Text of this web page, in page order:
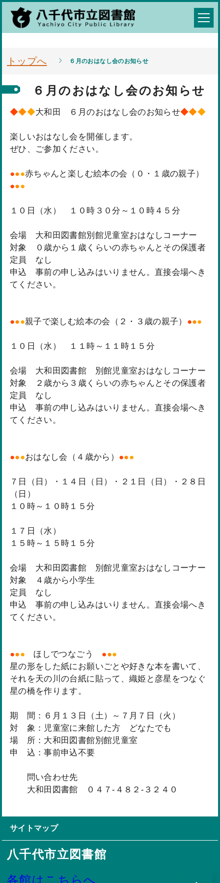
トップへ ６月のおはなし会のお知らせ
６月のおはなし会のお知らせ
◆◆◆大和田 ６月のおはなし会のお知らせ◆◆◆
楽しいおはなし会を開催します。
ぜひ、ご参加ください。
●●●赤ちゃんと楽しむ絵本の会（０・１歳の親子）
●●●
１０日（水） １０時３０分～１０時４５分
会場 大和田図書館別館児童室おはなしコーナー
対象 ０歳から１歳くらいの赤ちゃんとその保護者
定員 なし
申込 事前の申し込みはいりません。直接会場へき
てください。
●●●親子で楽しむ絵本の会（２・３歳の親子） ●●●
１０日（水） １１時～１１時１５分
会場 大和田図書館 別館児童室おはなしコーナー
対象 ２歳から３歳くらいの赤ちゃんとその保護者
定員 なし
申込 事前の申し込みはいりません。直接会場へき
てください。
●●●おはなし会（４歳から） ●●●
７日（日）・１４日（日）・２１日（日）・２８日
（日）
１０時～１０時１５分
１７日（水）
１５時～１５時１５分
会場 大和田図書館 別館児童室おはなしコーナー
対象 ４歳から小学生
定員 なし
申込 事前の申し込みはいりません。直接会場へき
てください。
●●● ほしでつなごう ●●●
星の形をした紙にお願いごとや好きな本を書いて、
それを天の川の台紙に貼って、織姫と彦星をつなぐ
星の橋を作ります。
期 間：６月１３日（土）～７月７日（火）
対 象：児童室に来館した方 どなたでも
場 所：大和田図書館別館児童室
申 込：事前申込不要
問い合わせ先
大和田図書館 ０４７-４８２-３２４０
サイトマップ
八千代市立図書館
各館はこちらへ